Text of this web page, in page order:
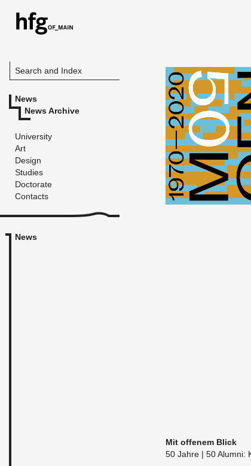
Search and Index
News
News Archive
University
Art
Design
Studies
Doctorate
Contacts
News
Mit of­fenem Blick
50 Jahre | 50 Alumni: